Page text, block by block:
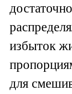
избыток
для